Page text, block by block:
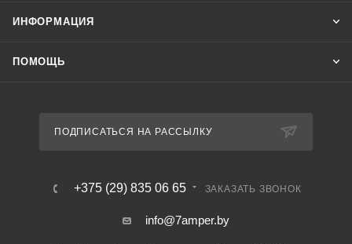
ИНФОРМАЦИЯ
ПОМОЩЬ
ПОДПИСАТЬСЯ НА РАССЫЛКУ
+375 (29) 835 06 65 ЗАКАЗАТЬ ЗВОНОК
info@7amper.by